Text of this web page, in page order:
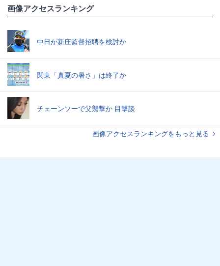
画像アクセスランキング
中日が新庄監督招聘を検討か
関東「真夏の暑さ」は終了か
チェーンソーで父襲撃か 目撃談
画像アクセスランキングをもっと見る